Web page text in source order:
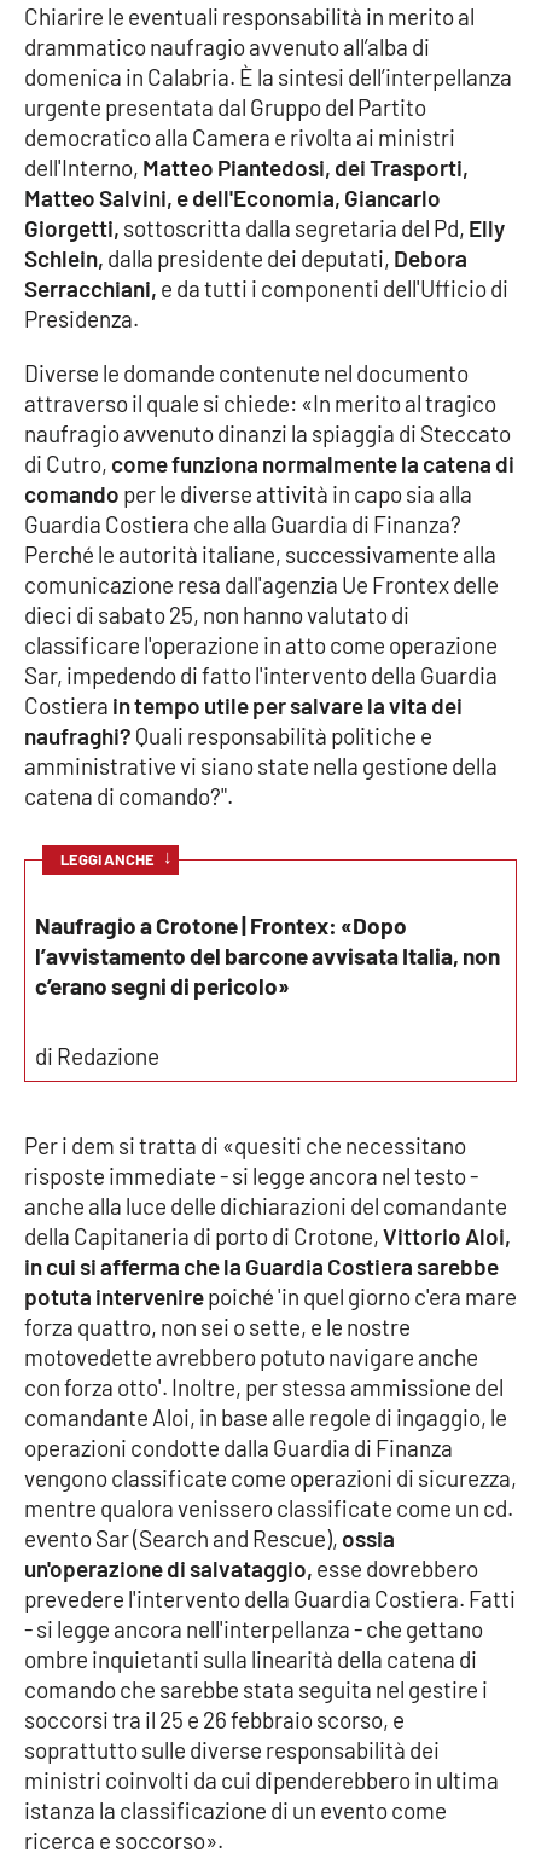
Editoriali
VIDEO
Ambiente
Cronaca
Cultura
Politica
Sanità
Società
Sport
RUBRICHE
Good Morning Vietnam
Parchi Marini Calabria
Leggendo Alvaro insieme
Imprese Di Calabria
Le perfidie di Antonella Grippo
Venti di comunicazione
STREAMING
LaC TV
LaC Network
LaC OnAir
EDIZIONI
LOCALI
Catanzaro
Crotone
Vibo Valentia
Reggio Calabria
Cosenza
Lamezia Terme
PROGETTI
Chiarire le eventuali responsabilità in merito al
drammatico naufragio avvenuto all’alba di
domenica in Calabria. È la sintesi dell’interpellanza
urgente presentata dal Gruppo del Partito
democratico alla Camera e rivolta ai ministri
dell'Interno, Matteo Piantedosi, dei Trasporti,
Matteo Salvini, e dell'Economia, Giancarlo
Giorgetti, sottoscritta dalla segretaria del Pd, Elly
Schlein, dalla presidente dei deputati, Debora
Serracchiani, e da tutti i componenti dell'Ufficio di
Presidenza.
Diverse le domande contenute nel documento
attraverso il quale si chiede: «In merito al tragico
naufragio avvenuto dinanzi la spiaggia di Steccato
di Cutro, come funziona normalmente la catena di
comando per le diverse attività in capo sia alla
Guardia Costiera che alla Guardia di Finanza?
Perché le autorità italiane, successivamente alla
comunicazione resa dall'agenzia Ue Frontex delle
dieci di sabato 25, non hanno valutato di
classificare l'operazione in atto come operazione
Sar, impedendo di fatto l'intervento della Guardia
Costiera in tempo utile per salvare la vita dei
naufraghi? Quali responsabilità politiche e
amministrative vi siano state nella gestione della
catena di comando?".
LEGGI ANCHE ↓
Naufragio a Crotone | Frontex: «Dopo
l’avvistamento del barcone avvisata Italia, non
c’erano segni di pericolo»
di Redazione
Per i dem si tratta di «quesiti che necessitano
risposte immediate - si legge ancora nel testo -
anche alla luce delle dichiarazioni del comandante
della Capitaneria di porto di Crotone,Vittorio Aloi,
in cui si afferma che la Guardia Costiera sarebbe
potuta intervenirepoiché 'in quel giorno c'era mare
forza quattro, non sei o sette, e le nostre
motovedette avrebbero potuto navigare anche
con forza otto'. Inoltre, per stessa ammissione del
comandante Aloi, in base alle regole di ingaggio, le
operazioni condotte dalla Guardia di Finanza
vengono classificate come operazioni di sicurezza,
mentre qualora venissero classificate come un cd.
evento Sar (Search and Rescue), ossia
un'operazione di salvataggio, esse dovrebbero
prevedere l'intervento della Guardia Costiera. Fatti
- si legge ancora nell'interpellanza - che gettano
ombre inquietanti sulla linearità della catena di
comando che sarebbe stata seguita nel gestire i
soccorsi tra il 25 e 26 febbraio scorso, e
soprattutto sulle diverse responsabilità dei
ministri coinvolti da cui dipenderebbero in ultima
istanza la classificazione di un evento come
ricerca e soccorso».